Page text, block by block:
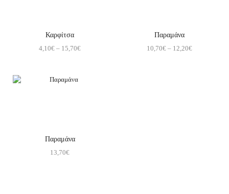
Καρφίτσα
4,10€ – 15,70€
Παραμάνα
10,70€ – 12,20€
Παραμάνα
13,70€